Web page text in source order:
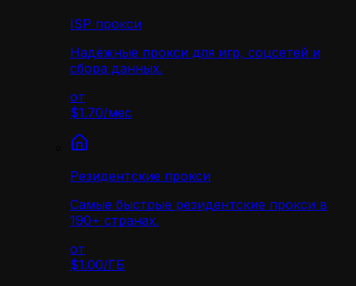
ISP прокси
Надёжные прокси для игр, соцсетей и
сбора данных.
от
$1.70/мес
Резидентские прокси
Самые быстрые резидентские прокси в
190+ странах.
от
$1.00/ГБ